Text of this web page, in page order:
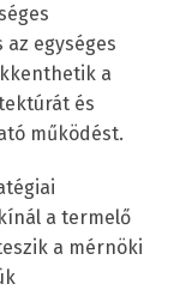
egységes
a
és
működést.
a termelő
a mérnöki